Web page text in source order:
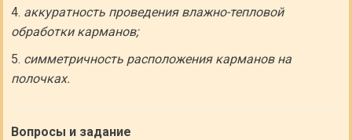
аккуратность проведения влажно-тепловой
обработки карманов;
симметричность расположения карманов на
полочках.
Вопросы и задание